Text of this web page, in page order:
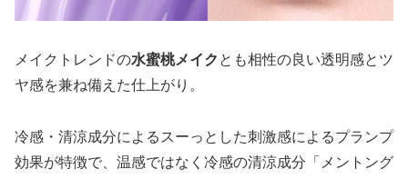
メイクトレンドの水蜜桃メイク とも相性の良い透明感とツ
ヤ感を兼ね備えた仕上がり。
冷感・清涼成分によるスーっとした刺激感によるプランプ
効果が特徴で、温感ではなく冷感の清涼成分「メントング